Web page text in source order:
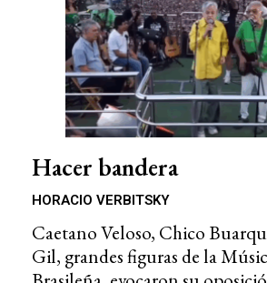
Hacer bandera
HORACIO VERBITSKY
Caetano Veloso, Chico
Gil, grandes figuras de la